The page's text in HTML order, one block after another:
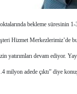
bekleme süresinin
Hizmet Merkezlerimiz’de
yatırımları devam ediyor.
milyon adede çıktı” diye